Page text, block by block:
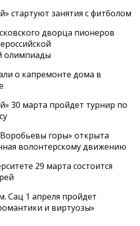
стартуют занятия с фитболом
дворца пионеров
олимпиады
о капремонте дома в
30 марта пройдет турнир по
горы» открыта
волонтерскому движению
29 марта состоится
Сац 1 апреля пройдет
и виртуозы»